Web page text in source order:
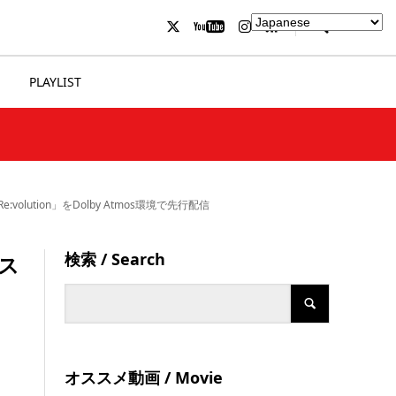
PLAYLIST
」をDolby Atmos環境で先行配信
検索 / Search
オススメ動画 / Movie